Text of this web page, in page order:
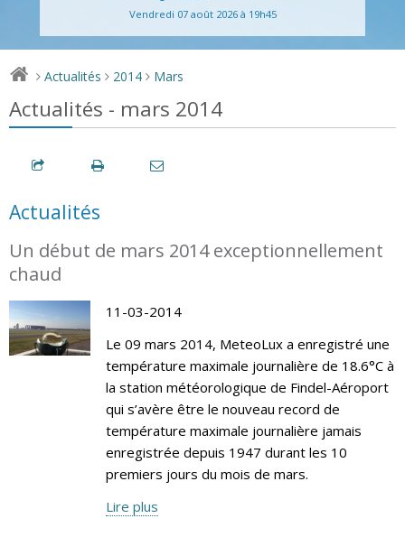
Vendredi 07 août 2026 à 19h45
> Actualités > 2014 > Mars
Actualités - mars 2014
Actualités
Un début de mars 2014 exceptionnellement
chaud
11-03-2014
Le 09 mars 2014, MeteoLux a enregistré une
température maximale journalière de 18.6°C à
la station météorologique de Findel-Aéroport
qui s’avère être le nouveau record de
température maximale journalière jamais
enregistrée depuis 1947 durant les 10
premiers jours du mois de mars.
Lire plus